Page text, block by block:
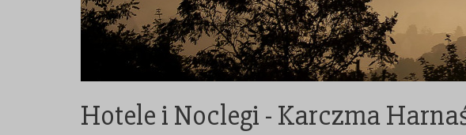
Hotele i Noclegi - Karczma